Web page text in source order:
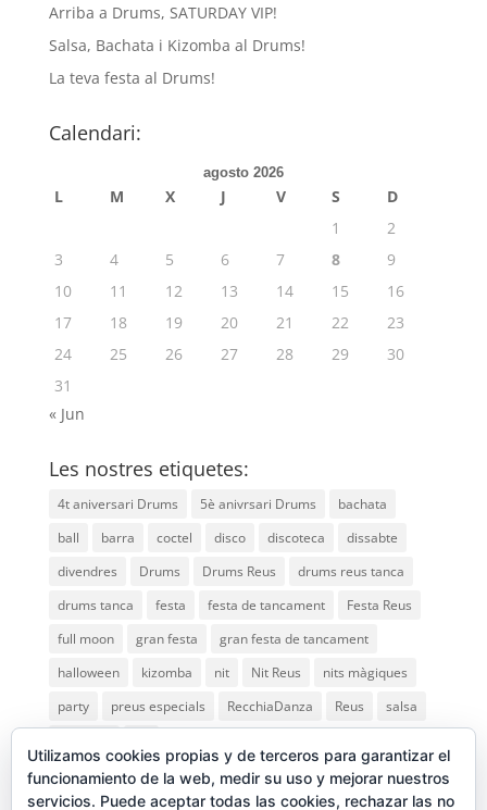
Arriba a Drums, SATURDAY VIP!
Salsa, Bachata i Kizomba al Drums!
La teva festa al Drums!
Calendari:
agosto 2026
L M X J V S
D
1
2
3
4 5 6 7 8
9
10
11 12 13 14 15
16
17
18 19 20 21 22
23
24
25 26 27 28 29
30
31
« Jun
Les nostres etiquetes:
4t aniversari Drums 5è anivrsari Drums
bachata
ball
barra coctel disco discoteca
dissabte
divendres
Drums Drums Reus
drums reus tanca
drums tanca
festa festa de tancament
Festa Reus
full moon
gran festa
gran festa de tancament
halloween
kizomba nit Nit Reus
nits màgiques
party
preus especials RecchiaDanza Reus
salsa
Utilizamos cookies propias y de terceros para garantizar el
funcionamiento de la web, medir su uso y mejorar nuestros
servicios. Puede aceptar todas las cookies, rechazar las no